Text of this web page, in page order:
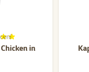
in
100%, počet hodnocení: 6